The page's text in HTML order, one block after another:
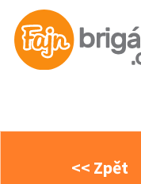
<< Zpět